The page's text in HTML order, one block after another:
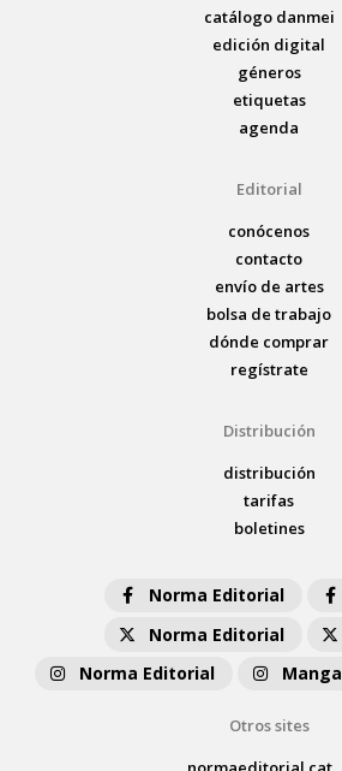
catálogo danmei
edición digital
géneros
etiquetas
agenda
Editorial
conócenos
contacto
envío de artes
bolsa de trabajo
dónde comprar
regístrate
Distribución
distribución
tarifas
boletines
Norma Editorial
Norma Editorial
Norma Editorial
Manga
Otros sites